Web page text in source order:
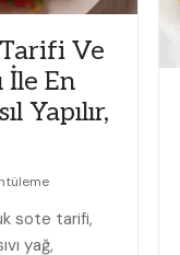
Ve
İle En
Yapılır,
sote tarifi,
yağ,